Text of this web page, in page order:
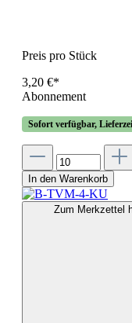
Preis pro Stück
3,20 €*
Abonnement
Sofort verfügbar,
In den Warenkorb
Zum Merkzettel